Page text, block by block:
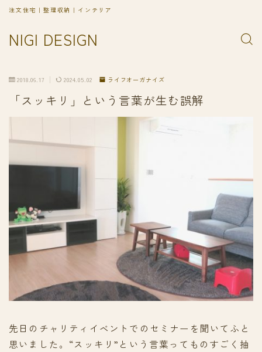
NIGI DESIGN
注文住宅｜整理収納｜インテリア
2018.06.17 2024.05.02 ライフオーガナイズ
「スッキリ」という言葉が生む誤解
先日のチャリティイベントでのセミナーを聞いてふと
思いました。“スッキリ”という言葉ってものすごく抽